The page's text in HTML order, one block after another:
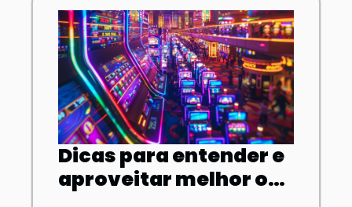
Dicas para entender e
aproveitar melhor os